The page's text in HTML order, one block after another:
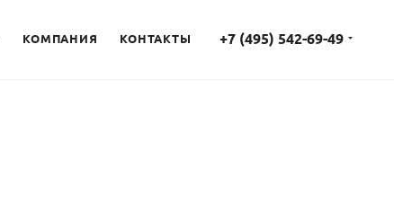
+7 (495) 542-69-49
КОМПАНИЯ КОНТАКТЫ